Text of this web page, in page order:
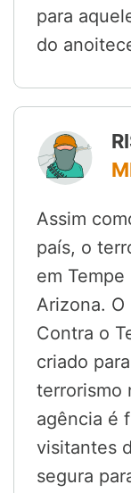
para
do
Assim
país, o
em
Arizona.
Contra o
criado
terrorismo
agência é
visitantes
segura